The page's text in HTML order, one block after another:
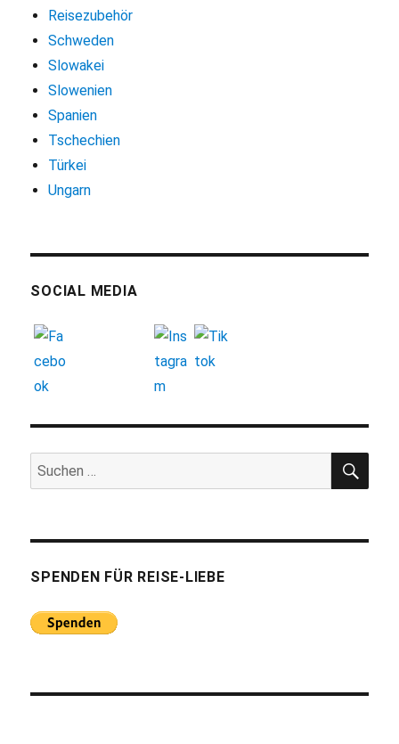
Reisezubehör
Schweden
Slowakei
Slowenien
Spanien
Tschechien
Türkei
Ungarn
SOCIAL MEDIA
Suchen
nach:
SPENDEN FÜR REISE-LIEBE